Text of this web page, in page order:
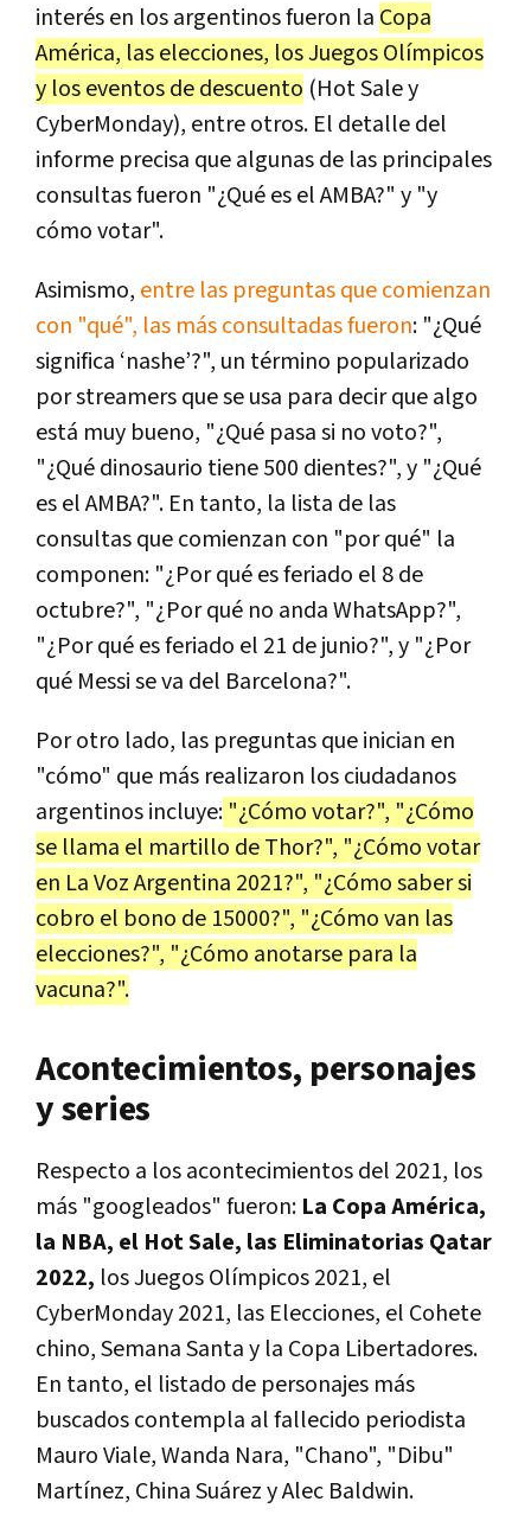
interés en los argentinos fueron la Copa
América, las elecciones, los Juegos Olímpicos
y los eventos de descuento (Hot Sale y
CyberMonday), entre otros. El detalle del
informe precisa que algunas de las principales
consultas fueron "¿Qué es el AMBA?" y "y
cómo votar".
Asimismo, entre las preguntas que comienzan
con "qué", las más consultadas fueron: "¿Qué
significa ‘nashe’?", un término popularizado
por streamers que se usa para decir que algo
está muy bueno, "¿Qué pasa si no voto?",
"¿Qué dinosaurio tiene 500 dientes?", y "¿Qué
es el AMBA?". En tanto, la lista de las
consultas que comienzan con "por qué" la
componen: "¿Por qué es feriado el 8 de
octubre?", "¿Por qué no anda WhatsApp?",
"¿Por qué es feriado el 21 de junio?", y "¿Por
qué Messi se va del Barcelona?".
Por otro lado, las preguntas que inician en
"cómo" que más realizaron los ciudadanos
argentinos incluye: "¿Cómo votar?", "¿Cómo
se llama el martillo de Thor?", "¿Cómo votar
en La Voz Argentina 2021?", "¿Cómo saber si
cobro el bono de 15000?", "¿Cómo van las
elecciones?", "¿Cómo anotarse para la
vacuna?".
Acontecimientos, personajes
y series
Respecto a los acontecimientos del 2021, los
más "googleados" fueron: La Copa América,
la NBA, el Hot Sale, las Eliminatorias Qatar
2022, los Juegos Olímpicos 2021, el
CyberMonday 2021, las Elecciones, el Cohete
chino, Semana Santa y la Copa Libertadores.
En tanto, el listado de personajes más
buscados contempla al fallecido periodista
Mauro Viale, Wanda Nara, "Chano", "Dibu"
Martínez, China Suárez y Alec Baldwin.